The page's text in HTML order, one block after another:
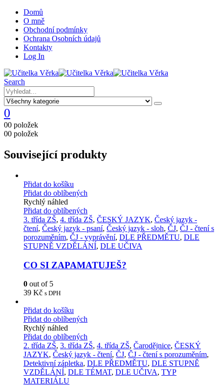
Domů
O mně
Obchodní podmínky
Ochrana Osobních údajů
Kontakty
Log In
Search
0
00 položek
00 položek
Související produkty
Přidat do košíku
Přidat do oblíbených
Rychlý náhled
Přidat do oblíbených
3. třída ZŠ, 4. třída ZŠ, ČESKÝ JAZYK, Český jazyk -
čtení, Český jazyk - psaní, Český jazyk - sloh, ČJ, ČJ - čtení s
porozuměním, ČJ - vyprávění, DLE PŘEDMĚTU, DLE
STUPNĚ VZDĚLÁNÍ, DLE UČIVA
CO SI ZAPAMATUJEŠ?
0 out of 5
39 Kč s DPH
Přidat do košíku
Přidat do oblíbených
Rychlý náhled
Přidat do oblíbených
2. třída ZŠ, 3. třída ZŠ, 4. třída ZŠ, Čarodějnice, ČESKÝ
JAZYK, Český jazyk - čtení, ČJ, ČJ - čtení s porozuměním,
Detektivní zápletka, DLE PŘEDMĚTU, DLE STUPNĚ
VZDĚLÁNÍ, DLE TÉMAT, DLE UČIVA, TYP
MATERIÁLU